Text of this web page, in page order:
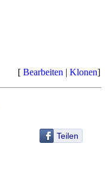
[ Bearbeiten | Klonen]
Teilen